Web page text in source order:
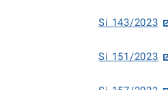
Si 143/2023
Si 151/2023